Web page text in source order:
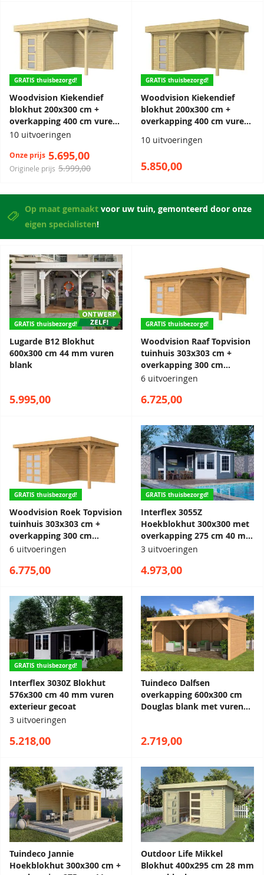
GRATIS thuisbezorgd!
Woodvision Kiekendief
blokhut 200x300 cm +
overkapping 400 cm vuren
blank
10 uitvoeringen
Originele prijs 5.999,00
Onze prijs 5.695,00
GRATIS thuisbezorgd!
Woodvision Kiekendief
blokhut 200x300 cm +
overkapping 400 cm vuren
10 uitvoeringen
5.850,00
Op maat gemaaktvoor uw tuin, gemonteerd door onze
eigen specialisten!
GRATIS thuisbezorgd!
Lugarde B12 Blokhut
600x300 cm 44 mm vuren
blank
5.995,00
GRATIS thuisbezorgd!
Woodvision Raaf Topvision
tuinhuis 303x303 cm +
overkapping 300 cm
Douglas blank
6 uitvoeringen
6.725,00
GRATIS thuisbezorgd!
Woodvision Roek Topvision
tuinhuis 303x303 cm +
overkapping 300 cm
Douglas blank
6 uitvoeringen
6.775,00
GRATIS thuisbezorgd!
Interflex 3055Z
Hoekblokhut 300x300 met
overkapping 275 cm 40 mm
vuren exterieur gecoat
3 uitvoeringen
4.973,00
GRATIS thuisbezorgd!
Interflex 3030Z Blokhut
576x300 cm 40 mm vuren
exterieur gecoat
3 uitvoeringen
5.218,00
Tuindeco Dalfsen
overkapping 600x300 cm
Douglas blank met vuren
2.719,00
Tuindeco Jannie
Hoekblokhut 300x300 cm +
Outdoor Life Mikkel
Blokhut 400x295 cm 28 mm